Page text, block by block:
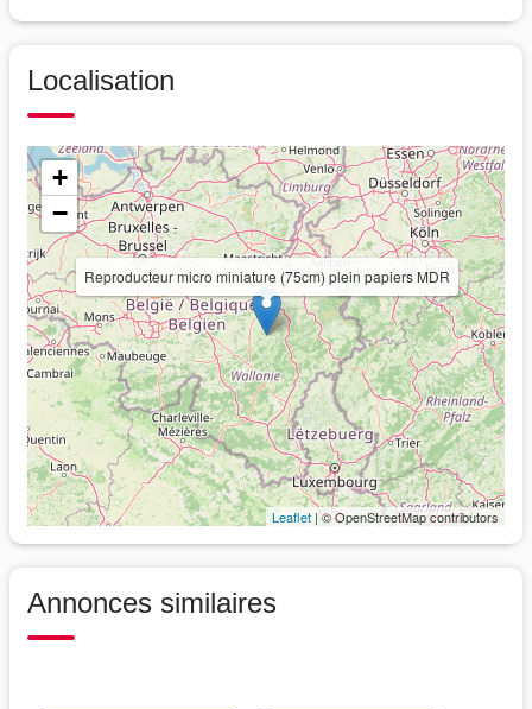
Localisation
Reproducteur micro miniature (75cm) plein papiers MDR
+
−
Leaflet | © OpenStreetMap contributors
Annonces similaires